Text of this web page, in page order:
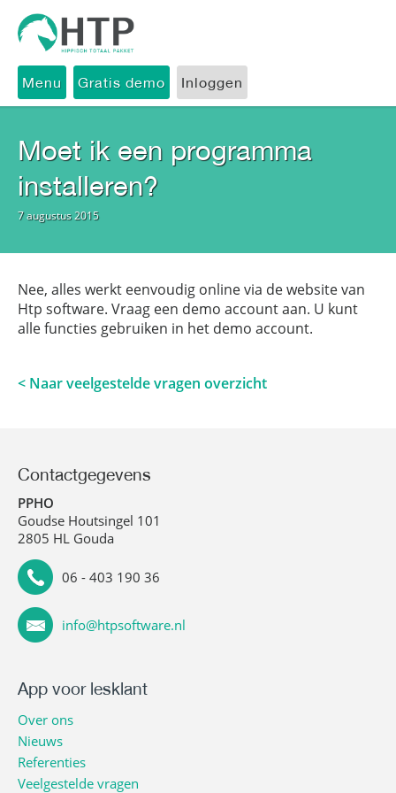
Menu Gratis demo Inloggen
Moet ik een programma
installeren?
7 augustus 2015
Nee, alles werkt eenvoudig online via de website van
Htp software. Vraag een demo account aan. U kunt
alle functies gebruiken in het demo account.
< Naar veelgestelde vragen overzicht
Contactgegevens
PPHO
Goudse Houtsingel 101
2805 HL Gouda
06 - 403 190 36
info@htpsoftware.nl
App voor lesklant
Over ons
Nieuws
Referenties
Veelgestelde vragen